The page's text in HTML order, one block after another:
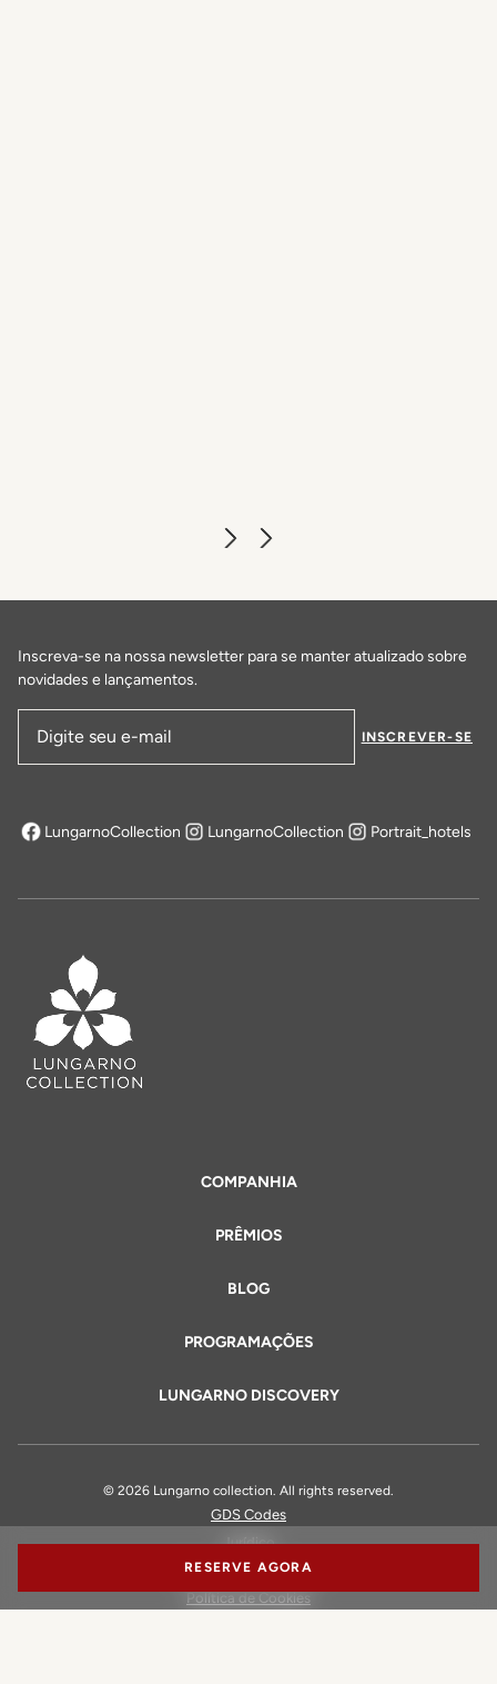
RESERVE AGORA
The Fusion Bar & Restaurant
COMPANHIA
PRÊMIOS
BLOG
PROGRAMAÇÕES
LUNGARNO DISCOVERY
Inscreva-se na nossa newsletter para se manter atualizado sobre
novidades e lançamentos.
Endereço de email
INSCREVER-SE
LungarnoCollection
abre em uma nova aba
LungarnoCollection Portrait_hotels
© 2026 Lungarno collection. All rights reserved.
GDS Codes
Jurídico
Política de Privacidade
Política de Cookies